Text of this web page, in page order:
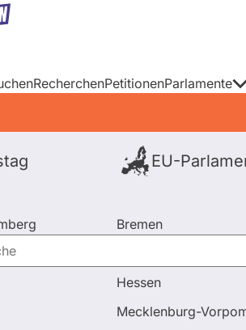
RecherchenPetitionenParlamente
EU-
Bremen
Hessen
Mecklenburg-
Lobbyismus Neue